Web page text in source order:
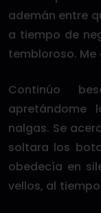
ademán entre
a tiempo de
tembloroso. Me
Continúo
apretándome
nalgas. Se
soltara los
obedecía en
vellos, al